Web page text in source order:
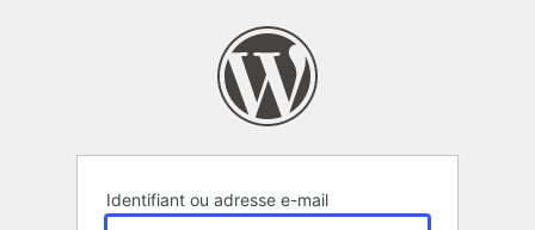
Identifiant ou adresse e-mail